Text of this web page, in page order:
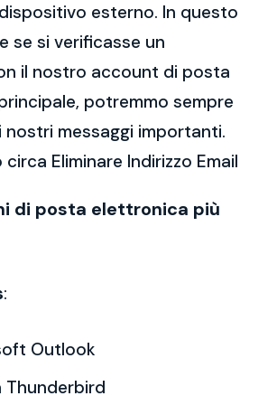
esterno. In questo
se si verificasse un
il nostro account di posta
potremmo sempre
nostri messaggi importanti.
Eliminare Indirizzo Email
di posta elettronica più
:
Outlook
Thunderbird